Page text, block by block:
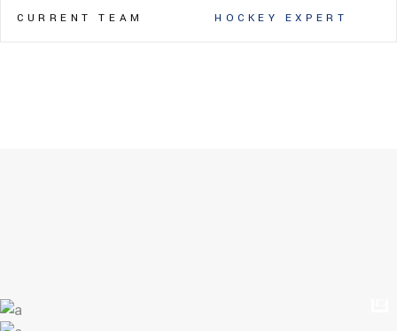
CURRENT TEAM HOCKEY EXPERT